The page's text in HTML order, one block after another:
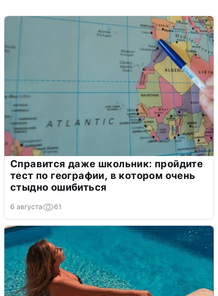
Справится даже школьник: пройдите
тест по географии, в котором очень
стыдно ошибиться
6 августа 61